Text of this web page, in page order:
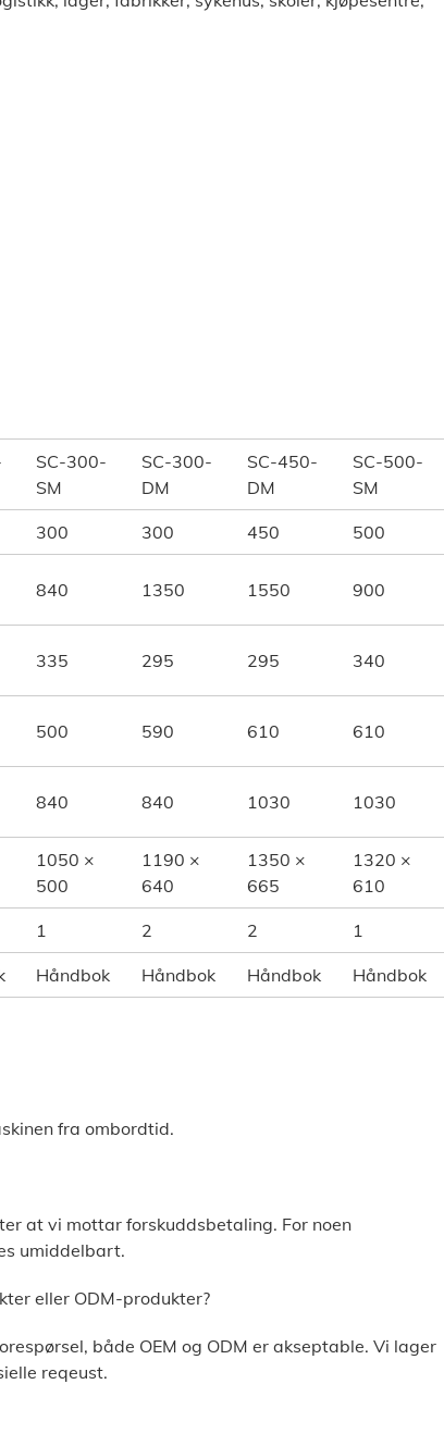
SC-300-
SM
SC-300-
DM
SC-450-
DM
SC-500-
SM
300 300 450 500
840 1350 1550 900
335 295 295 340
500 590 610 610
840 840 1030 1030
1050 ×
500
1190 ×
640
1350 ×
665
1320 ×
610
1 2 2 1
Håndbok Håndbok Håndbok Håndbok
fra ombordtid.
at vi mottar forskuddsbetaling. For noen
umiddelbart.
eller ODM-produkter?
både OEM og ODM er akseptable. Vi lager
reqeust.